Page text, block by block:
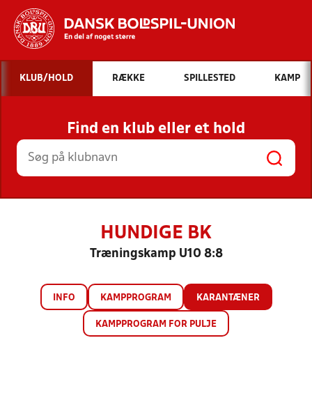
Hvad vil du søge efter?
INDHOLD OG NYHEDER
STILLINGER, RESULTATER, KLUBBER OG
HOLD
KLUB/HOLD RÆKKE SPILLESTED KAMP
Find en klub eller et hold
HUNDIGE BK
Træningskamp U10 8:8
INFO KAMPPROGRAM KARANTÆNER
KAMPPROGRAM FOR PULJE